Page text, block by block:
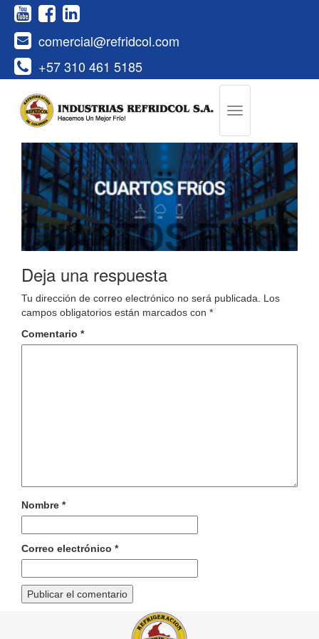
+57 310 461 5185
comercial@refridcol.com
Deja una respuesta
Tu dirección de correo electrónico no será publicada. Los
campos obligatorios están marcados con *
Comentario *
Nombre *
Correo electrónico *